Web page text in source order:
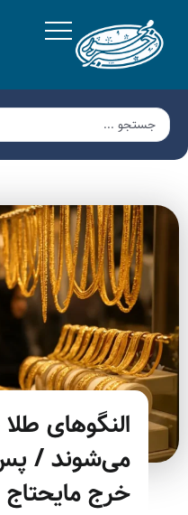
النگوهای
می‌شوند /
خرج